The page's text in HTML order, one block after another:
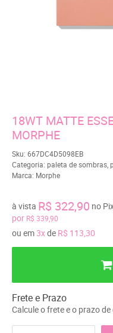
18WT MATTE
MORPHE
Sku: 667DC4D5098EB
Categoria: paleta de sombras
Marca: Morphe
por R$ 339,90
à vista R$ 322,90 no
ou em3xde R$ 113,30
Frete e Prazo
Calcule o frete e o prazo